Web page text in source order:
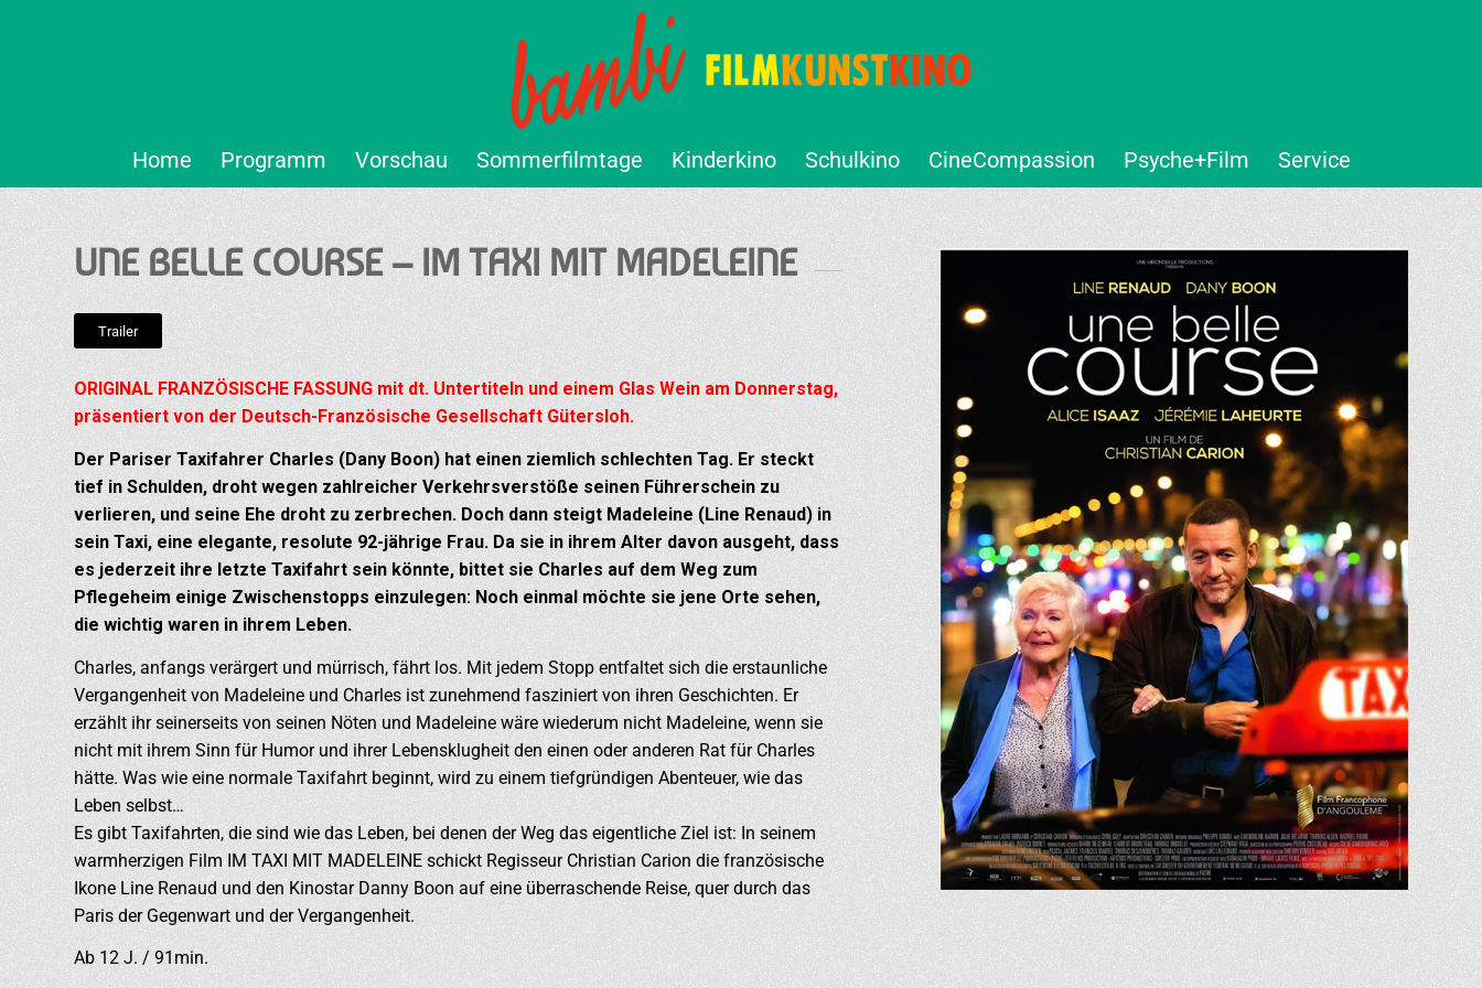
Home Programm Vorschau Sommerfilmtage Kinderkino Schulkino CineCompassion Psyche+Film Service
UNE BELLE COURSE – IM TAXI MIT MADELEINE
Trailer
ORIGINAL FRANZÖSISCHE FASSUNG mit dt. Untertiteln und einem Glas Wein am Donnerstag,
präsentiert von der Deutsch-Französische Gesellschaft Gütersloh.
Der Pariser Taxifahrer Charles (Dany Boon) hat einen ziemlich schlechten Tag. Er steckt
tief in Schulden, droht wegen zahlreicher Verkehrsverstöße seinen Führerschein zu
verlieren, und seine Ehe droht zu zerbrechen. Doch dann steigt Madeleine (Line Renaud) in
sein Taxi, eine elegante, resolute 92-jährige Frau. Da sie in ihrem Alter davon ausgeht, dass
es jederzeit ihre letzte Taxifahrt sein könnte, bittet sie Charles auf dem Weg zum
Pflegeheim einige Zwischenstopps einzulegen: Noch einmal möchte sie jene Orte sehen,
die wichtig waren in ihrem Leben.
Charles, anfangs verärgert und mürrisch, fährt los. Mit jedem Stopp entfaltet sich die erstaunliche
Vergangenheit von Madeleine und Charles ist zunehmend fasziniert von ihren Geschichten. Er
erzählt ihr seinerseits von seinen Nöten und Madeleine wäre wiederum nicht Madeleine, wenn sie
nicht mit ihrem Sinn für Humor und ihrer Lebensklugheit den einen oder anderen Rat für Charles
hätte. Was wie eine normale Taxifahrt beginnt, wird zu einem tiefgründigen Abenteuer, wie das
Leben selbst…
Es gibt Taxifahrten, die sind wie das Leben, bei denen der Weg das eigentliche Ziel ist: In seinem
warmherzigen Film IM TAXI MIT MADELEINE schickt Regisseur Christian Carion die französische
Ikone Line Renaud und den Kinostar Danny Boon auf eine überraschende Reise, quer durch das
Paris der Gegenwart und der Vergangenheit.
Ab 12 J. / 91min.